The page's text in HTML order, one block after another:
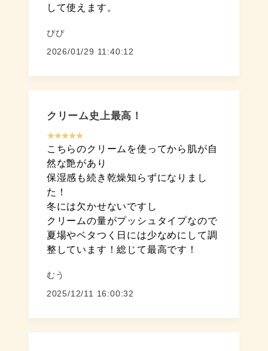
して使えます。
ぴぴ
2026/01/29 11:40:12
クリーム史上最高！
★★★★★
こちらのクリームを使ってから肌が自
然な艶があり
保湿感も続き乾燥知らずになりまし
た！
冬には欠かせないですし
クリームの量がプッシュタイプなので
夏場やベタつく日には少なめにして調
整しています！総じて最高です！
むう
2025/12/11 16:00:32